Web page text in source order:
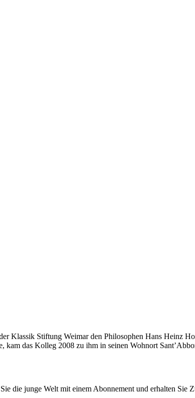
Klassik Stiftung Weimar den Philosophen Hans Heinz
das Kolleg 2008 zu ihm in seinen Wohnort
die junge Welt mit einem Abonnement und erhalten Sie